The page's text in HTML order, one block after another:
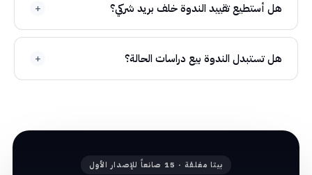
هل أستطيع تقييد الندوة خلف بريد شركي؟
هل تستبدل الندوة بيع دراسات الحالة؟
بيتا مغلقة · 15 صانعاً للإصدار الأول